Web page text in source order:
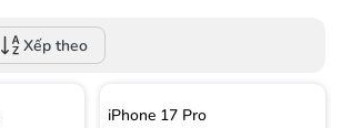
Xếp theo
iPhone 17 Pro